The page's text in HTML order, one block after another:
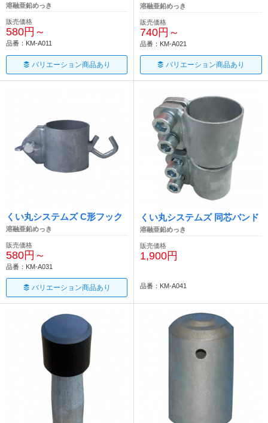
溶融亜鉛めっき
販売価格
580円～
品番：KM-A011
バリエーション商品あり
溶融亜鉛めっき
販売価格
740円～
品番：KM-A021
バリエーション商品あり
くい丸システムズ C形フック
溶融亜鉛めっき
販売価格
580円～
品番：KM-A031
バリエーション商品あり
くい丸システムズ 同芯バンド
溶融亜鉛めっき
販売価格
1,900円
品番：KM-A041